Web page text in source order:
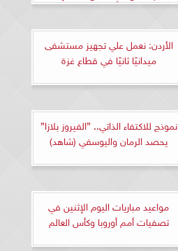
الأردن: نعمل علي تجهيز مستشفى
ميدانيًا ثانيًا في قطاع غزة
نموذج للاكتفاء الذاتي.. ”الفيروز بلازا”
يحصد الرمان واليوسفي (شاهد)
مواعيد مباريات اليوم الإثنين في
تصفيات أمم أوروبا وكأس العالم